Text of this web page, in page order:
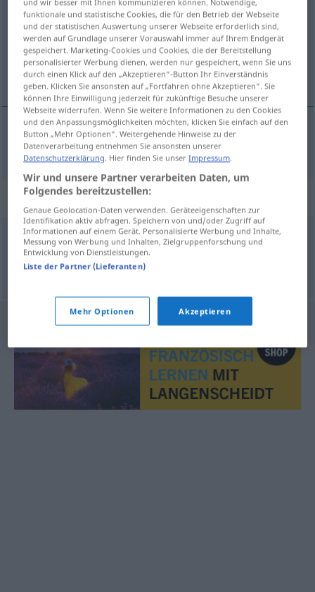
Übersicht aller Übersetzungen
(Für mehr Details die Übersetzung anklicken/antippen)
hüsteln
hüsteln toussoter
Synonyme für "toussoter"
tousser,toussailler,expectorer
funktionale und statistische Cookies, die für den Betrieb der Webseite
und der statistischen Auswertung unserer Webseite erforderlich sind,
werden auf Grundlage unserer Vorauswahl immer auf Ihrem Endgerät
gespeichert. Marketing-Cookies und Cookies, die der Bereitstellung
personalisierter Werbung dienen, werden nur gespeichert, wenn Sie uns
durch einen Klick auf den „Akzeptieren“-Button Ihr Einverständnis
geben. Klicken Sie ansonsten auf „Fortfahren ohne Akzeptieren“. Sie
können Ihre Einwilligung jederzeit für zukünftige Besuche unserer
Webseite widerrufen. Wenn Sie weitere Informationen zu den Cookies
und den Anpassungsmöglichkeiten möchten, klicken Sie einfach auf den
Button „Mehr Optionen“. Weitergehende Hinweise zu der
Datenverarbeitung entnehmen Sie ansonsten unserer
Datenschutzerklärung . Hier finden Sie unserImpressum
Wir und unsere Partner verarbeiten Daten, um
Folgendes bereitzustellen:
Genaue Geolocation-Daten verwenden. Geräteeigenschaften zur
Identifikation aktiv abfragen. Speichern von und/oder Zugriff auf
Informationen auf einem Gerät. Personalisierte Werbung und Inhalte,
Messung von Werbung und Inhalten, Zielgruppenforschung und
Entwicklung von Dienstleistungen.
Liste der Partner (Lieferanten)
Mehr Optionen Akzeptieren